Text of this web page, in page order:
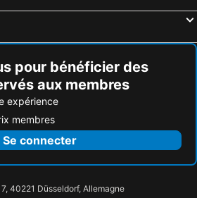
pour bénéficier des
aux membres
expérience
membres
Se connecter
40221 Düsseldorf, Allemagne